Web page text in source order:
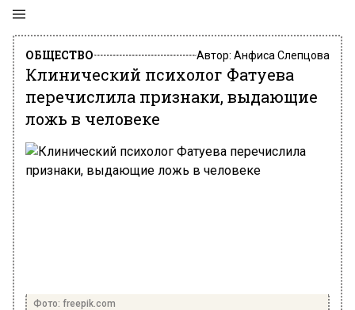
ОБЩЕСТВО Автор: Анфиса Слепцова
Клинический психолог Фатуева
перечислила признаки, выдающие
ложь в человеке
Фото: freepik.com